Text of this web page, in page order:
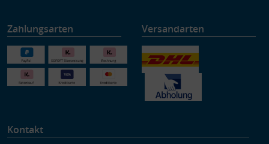
Zahlungsarten Versandarten
Kontakt